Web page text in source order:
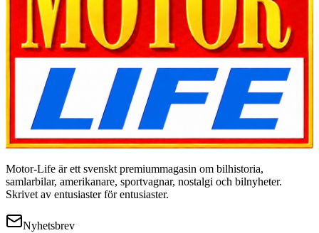
Motor-Life är ett svenskt premiummagasin om bilhistoria,
samlarbilar, amerikanare, sportvagnar, nostalgi och bilnyheter.
Skrivet av entusiaster för entusiaster.
Nyhetsbrev